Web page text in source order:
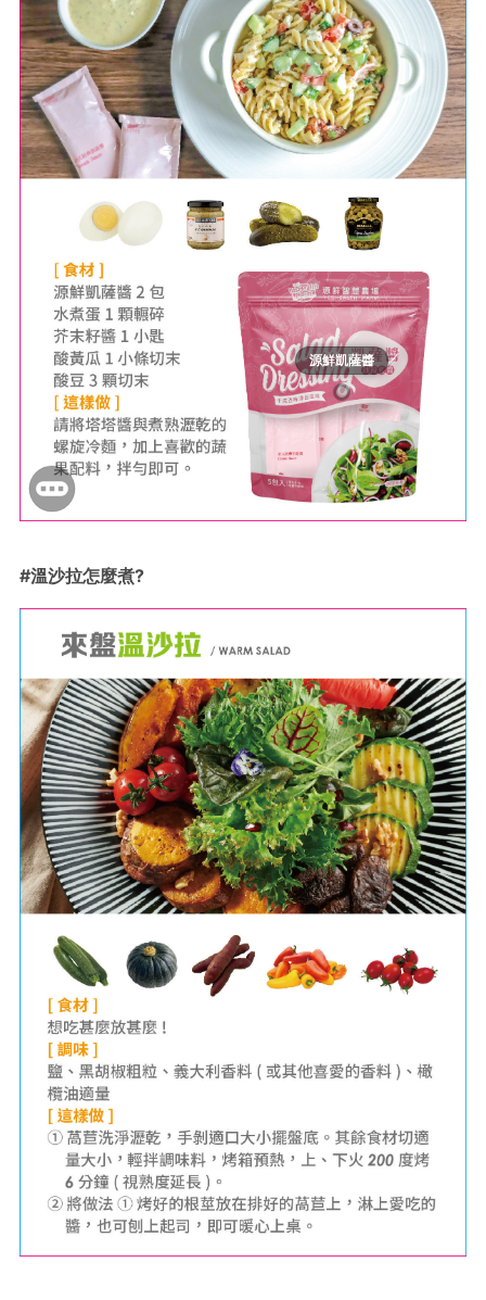
源鮮凱薩醬
#溫沙拉怎麼煮?